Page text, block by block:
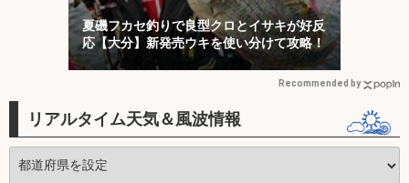
夏磯フカセ釣りで良型クロとイサキが好反
応【大分】新発売ウキを使い分けて攻略！
Recommended by
リアルタイム天気＆風波情報